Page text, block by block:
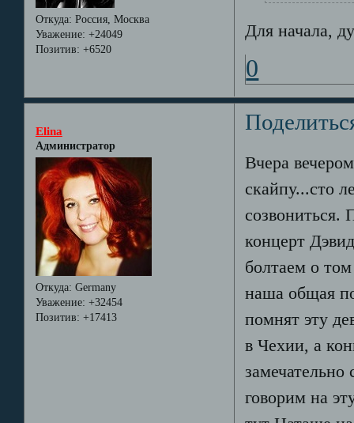
Откуда: Россия, Москва
Уважение: +24049
Позитив: +6520
Для начала,
0
Elina
Администратор
Откуда: Germany
Уважение: +32454
Позитив: +17413
Вчера
скайпу...сто
созвониться.
концерт
болтаем о
наша общая
помнят эту
в Чехии, а
говорим на